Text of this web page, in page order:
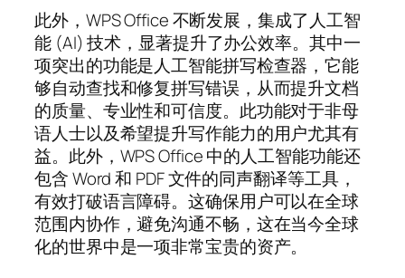
此外，WPS Office 不断发展，集成了人工智
能 (AI) 技术，显著提升了办公效率。其中一
项突出的功能是人工智能拼写检查器，它能
够自动查找和修复拼写错误，从而提升文档
的质量、专业性和可信度。此功能对于非母
语人士以及希望提升写作能力的用户尤其有
益。此外，WPS Office 中的人工智能功能还
包含 Word 和 PDF 文件的同声翻译等工具，
有效打破语言障碍。这确保用户可以在全球
范围内协作，避免沟通不畅，这在当今全球
化的世界中是一项非常宝贵的资产。